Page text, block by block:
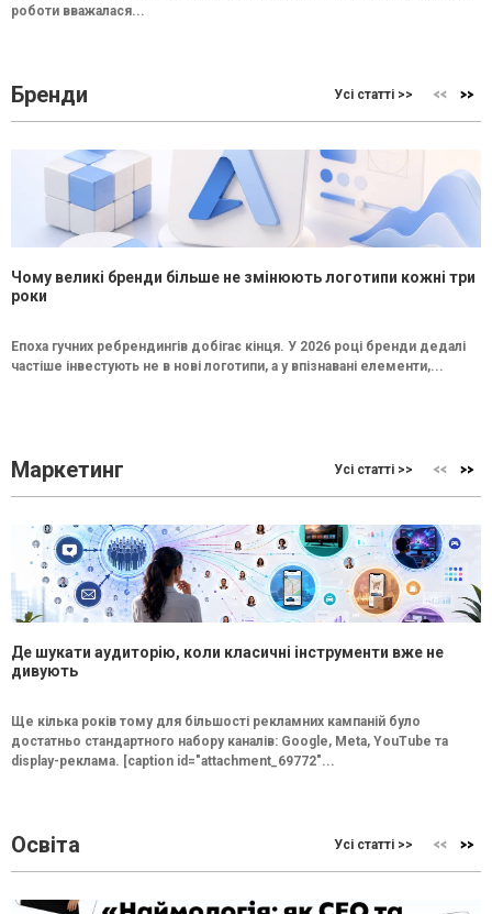
роботи вважалася...
Бренди Усі статті >>
Чому великі бренди більше не змінюють логотипи кожні три
роки
Епоха гучних ребрендингів добігає кінця. У 2026 році бренди дедалі
частіше інвестують не в нові логотипи, а у впізнавані елементи,...
Маркетинг Усі статті >>
Де шукати аудиторію, коли класичні інструменти вже не
дивують
Ще кілька років тому для більшості рекламних кампаній було
достатньо стандартного набору каналів: Google, Meta, YouTube та
display-реклама. [caption id="attachment_69772"...
Освіта Усі статті >>